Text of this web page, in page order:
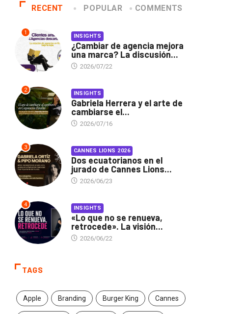
RECENT POPULAR COMMENTS
1 INSIGHTS
¿Cambiar de agencia mejora
una marca? La discusión...
2026/07/22
2 INSIGHTS
Gabriela Herrera y el arte de
cambiarse el...
2026/07/16
3 CANNES LIONS 2026
Dos ecuatorianos en el
jurado de Cannes Lions...
2026/06/23
4 INSIGHTS
«Lo que no se renueva,
retrocede». La visión...
2026/06/22
TAGS
Apple Branding Burger King Cannes